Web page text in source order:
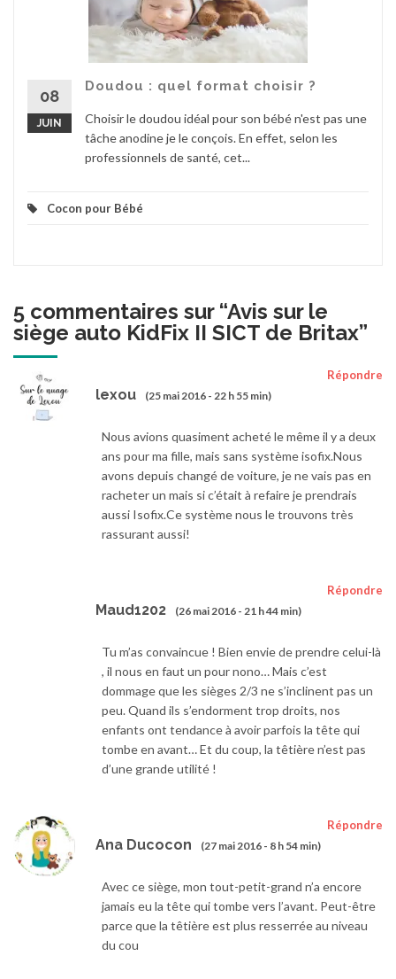
08
JUIN
Doudou : quel format choisir ?
Choisir le doudou idéal pour son bébé n'est pas une
tâche anodine je le conçois. En effet, selon les
professionnels de santé, cet...
Cocon pour Bébé
5 commentaires sur “Avis sur le
siège auto KidFix II SICT de Britax”
lexou (25 mai 2016 - 22 h 55 min)
Répondre
Nous avions quasiment acheté le même il y a deux
ans pour ma fille, mais sans système isofix.Nous
avons depuis changé de voiture, je ne vais pas en
racheter un mais si c’était à refaire je prendrais
aussi Isofix.Ce système nous le trouvons très
rassurant aussi!
Maud1202 (26 mai 2016 - 21 h 44 min)
Répondre
Tu m’as convaincue ! Bien envie de prendre celui-là
, il nous en faut un pour nono… Mais c’est
dommage que les sièges 2/3 ne s’inclinent pas un
peu. Quand ils s’endorment trop droits, nos
enfants ont tendance à avoir parfois la tête qui
tombe en avant… Et du coup, la têtière n’est pas
d’une grande utilité !
Ana Ducocon (27 mai 2016 - 8 h 54 min)
Répondre
Avec ce siège, mon tout-petit-grand n’a encore
jamais eu la tête qui tombe vers l’avant. Peut-être
parce que la têtière est plus resserrée au niveau
du cou